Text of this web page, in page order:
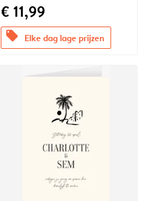
€ 11,99
offers Elke dag lage prijzen